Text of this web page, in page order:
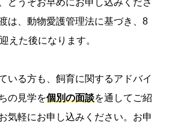
どうぞお早めにお申し込みくださ
は、動物愛護管理法に基づき、8
えた後になります。
いる方も、飼育に関するアドバイ
の見学を個別の面談を通してご紹
気軽にお申し込みください。お申